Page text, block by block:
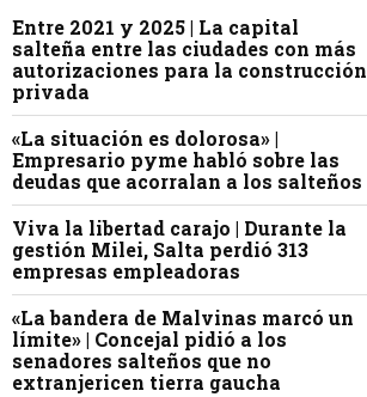
Entre 2021 y 2025 | La capital
salteña entre las ciudades con más
autorizaciones para la construcción
privada
«La situación es dolorosa» |
Empresario pyme habló sobre las
deudas que acorralan a los salteños
Viva la libertad carajo | Durante la
gestión Milei, Salta perdió 313
empresas empleadoras
«La bandera de Malvinas marcó un
límite» | Concejal pidió a los
senadores salteños que no
extranjericen tierra gaucha